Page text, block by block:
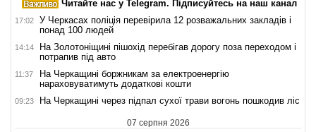
Читайте нас у Telegram. Підписуйтесь на наш канал
17:02
У Черкасах поліція перевірила 12 розважальних закладів і
понад 100 людей
14:14
На Золотоніщині пішохід перебігав дорогу поза переходом і
потрапив під авто
11:37
На Черкащині боржникам за електроенергію
нараховуватимуть додаткові кошти
09:23 На Черкащині через підпал сухої трави вогонь пошкодив ліс
07 серпня 2026